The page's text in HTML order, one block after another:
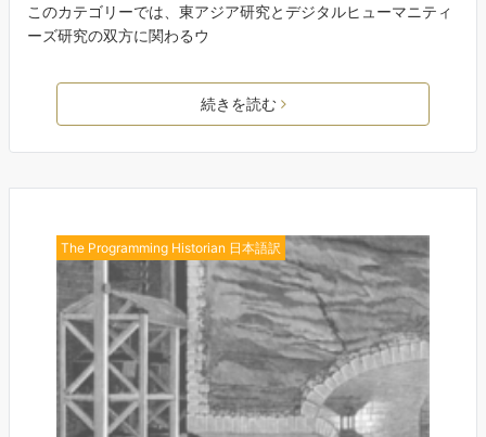
このカテゴリーでは、東アジア研究とデジタルヒューマニティ
ーズ研究の双方に関わるウ
続きを読む
The Programming Historian 日本語訳